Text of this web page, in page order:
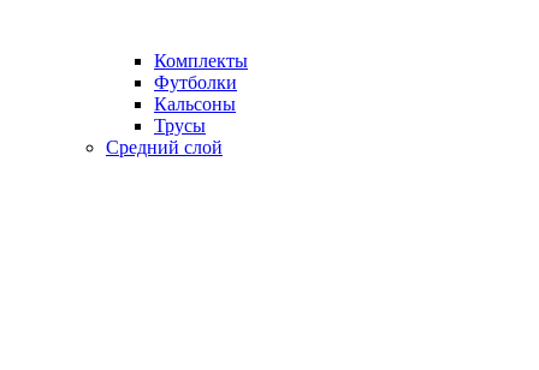
Комплекты
Футболки
Кальсоны
Трусы
Средний слой